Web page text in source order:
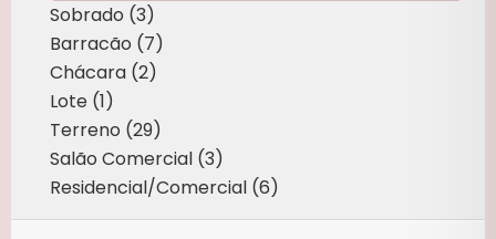
Sobrado (3)
Barracão (7)
Chácara (2)
Lote (1)
Terreno (29)
Salão Comercial (3)
Residencial/Comercial (6)